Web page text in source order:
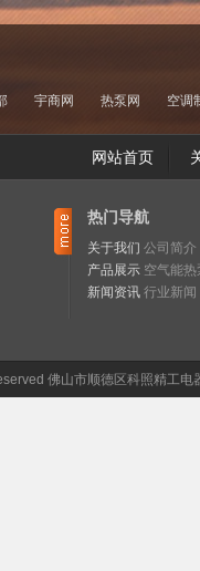
宇商网 热泵网 空调
网站首页
热门导航
关于我们 公司简介
产品展示 空气能热
新闻资讯 行业新闻
佛山市顺德区科照精工